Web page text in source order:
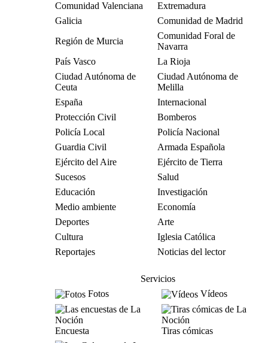
Comunidad Valenciana
Extremadura
Galicia
Comunidad de Madrid
Región de Murcia
Comunidad Foral de
Navarra
País Vasco
La Rioja
Ciudad Autónoma de
Ceuta
Ciudad Autónoma de
Melilla
España
Internacional
Protección Civil
Bomberos
Policía Local
Policía Nacional
Guardia Civil
Armada Española
Ejército del Aire
Ejército de Tierra
Sucesos
Salud
Educación
Investigación
Medio ambiente
Economía
Deportes
Arte
Cultura
Iglesia Católica
Reportajes
Noticias del lector
Servicios
Fotos
Vídeos
Encuesta Tiras cómicas